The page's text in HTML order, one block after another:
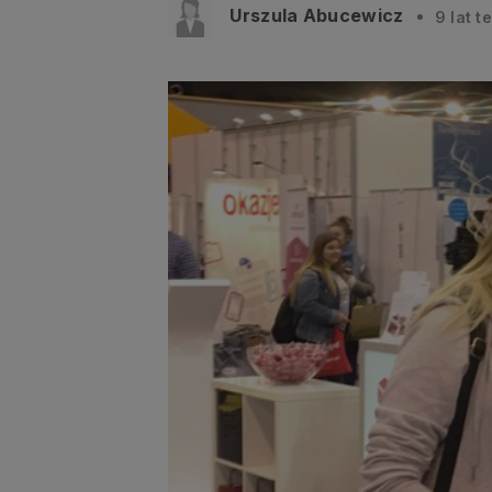
Urszula Abucewicz 9 lat